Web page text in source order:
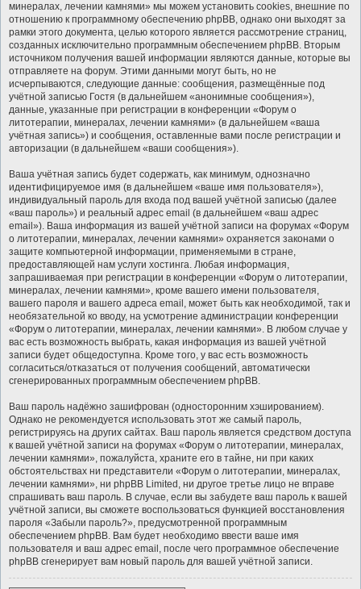
минералах, лечении камнями» мы можем установить cookies, внешние по
отношению к программному обеспечению phpBB, однако они выходят за
рамки этого документа, целью которого является рассмотрение страниц,
созданных исключительно программным обеспечением phpBB. Вторым
источником получения вашей информации являются данные, которые вы
отправляете на форум. Этими данными могут быть, но не
исчерпываются, следующие данные: сообщения, размещённые под
учётной записью Гостя (в дальнейшем «анонимные сообщения»),
данные, указанные при регистрации в конференции «Форум о
литотерапии, минералах, лечении камнями» (в дальнейшем «ваша
учётная запись») и сообщения, оставленные вами после регистрации и
авторизации (в дальнейшем «ваши сообщения»).
Ваша учётная запись будет содержать, как минимум, однозначно
идентифицируемое имя (в дальнейшем «ваше имя пользователя»),
индивидуальный пароль для входа под вашей учётной записью (далее
«ваш пароль») и реальный адрес email (в дальнейшем «ваш адрес
email»). Ваша информация из вашей учётной записи на форумах «Форум
о литотерапии, минералах, лечении камнями» охраняется законами о
защите компьютерной информации, применяемыми в стране,
предоставляющей нам услуги хостинга. Любая информация,
запрашиваемая при регистрации в конференции «Форум о литотерапии,
минералах, лечении камнями», кроме вашего имени пользователя,
вашего пароля и вашего адреса email, может быть как необходимой, так и
необязательной ко вводу, на усмотрение администрации конференции
«Форум о литотерапии, минералах, лечении камнями». В любом случае у
вас есть возможность выбрать, какая информация из вашей учётной
записи будет общедоступна. Кроме того, у вас есть возможность
согласиться/отказаться от получения сообщений, автоматически
сгенерированных программным обеспечением phpBB.
Ваш пароль надёжно зашифрован (односторонним хэшированием).
Однако не рекомендуется использовать этот же самый пароль,
регистрируясь на других сайтах. Ваш пароль является средством доступа
к вашей учётной записи на форумах «Форум о литотерапии, минералах,
лечении камнями», пожалуйста, храните его в тайне, ни при каких
обстоятельствах ни представители «Форум о литотерапии, минералах,
лечении камнями», ни phpBB Limited, ни другое третье лицо не вправе
спрашивать ваш пароль. В случае, если вы забудете ваш пароль к вашей
учётной записи, вы сможете воспользоваться функцией восстановления
пароля «Забыли пароль?», предусмотренной программным
обеспечением phpBB. Вам будет необходимо ввести ваше имя
пользователя и ваш адрес email, после чего программное обеспечение
phpBB сгенерирует вам новый пароль для вашей учётной записи.